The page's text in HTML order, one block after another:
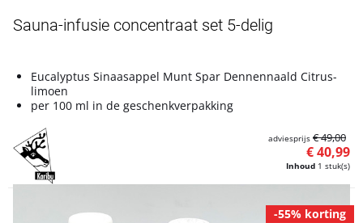
Sauna-infusie concentraat set 5-delig
Eucalyptus Sinaasappel Munt Spar Dennennaald Citrus-
limoen
per 100 ml in de geschenkverpakking
Inhoud 1 stuk(s)
€ 40,99
adviesprijs € 49,00
-55% korting